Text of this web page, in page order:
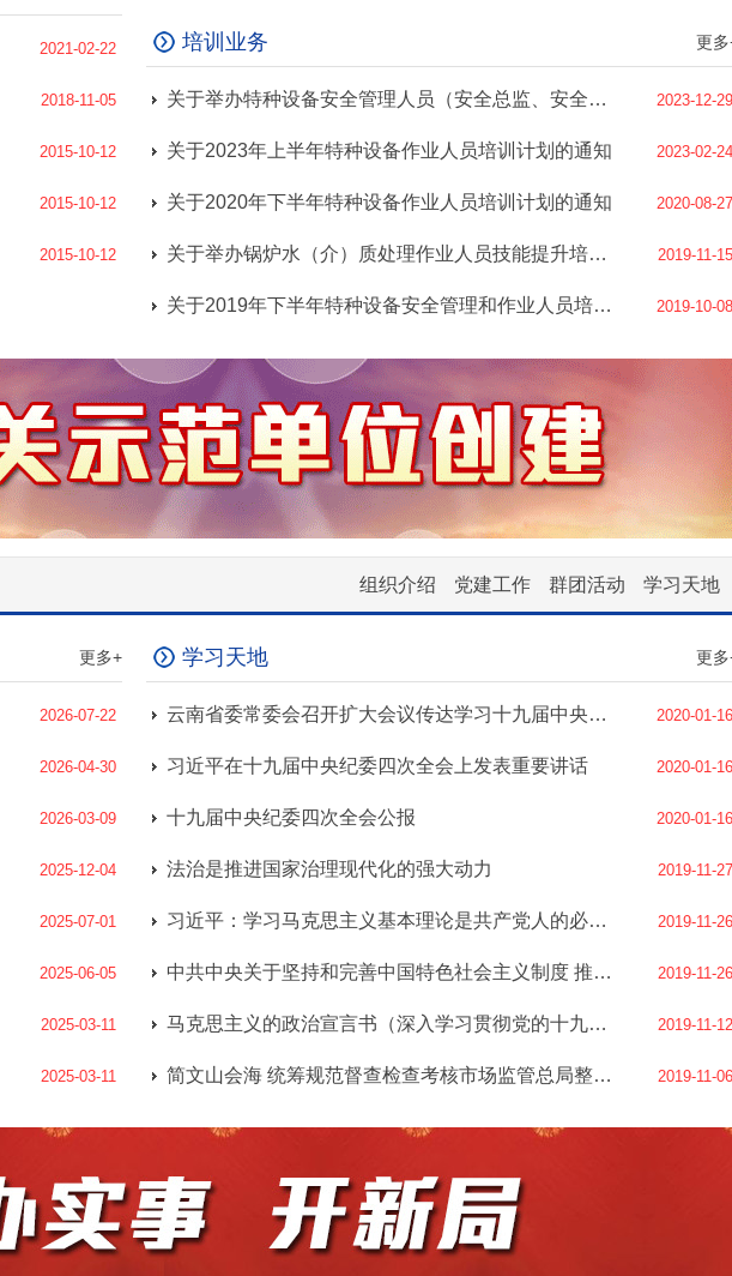
2021-02-22
2018-11-05
2015-10-12
2015-10-12
2015-10-12
培训业务 更
关于举办特种设备安全管理人员（安全总监、安全员）培训的通知 2023-12-
关于2023年上半年特种设备作业人员培训计划的通知 2023-02-
关于2020年下半年特种设备作业人员培训计划的通知 2020-08-
关于举办锅炉水（介）质处理作业人员技能提升培训班的通知 2019-11-
关于2019年下半年特种设备安全管理和作业人员培训计划的通知 2019-10-
学习天地
群团活动
党建工作
组织介绍
更多+
2026-07-22
2026-04-30
2026-03-09
2025-12-04
2025-07-01
2025-06-05
2025-03-11
2025-03-11
学习天地 更
云南省委常委会召开扩大会议传达学习十九届中央纪委四次全会精神 2020-01-
习近平在十九届中央纪委四次全会上发表重要讲话 2020-01-
十九届中央纪委四次全会公报 2020-01-
法治是推进国家治理现代化的强大动力 2019-11-
习近平：学习马克思主义基本理论是共产党人的必修课 2019-11-
中共中央关于坚持和完善中国特色社会主义制度 推进国家治理体系和治理能力现代化若干重大问题的决定 2019-11-
马克思主义的政治宣言书（深入学习贯彻党的十九届四中全会精神） 2019-11-
简文山会海 统筹规范督查检查考核市场监管总局整治形式主义、官僚主义突出问题见成效 2019-11-